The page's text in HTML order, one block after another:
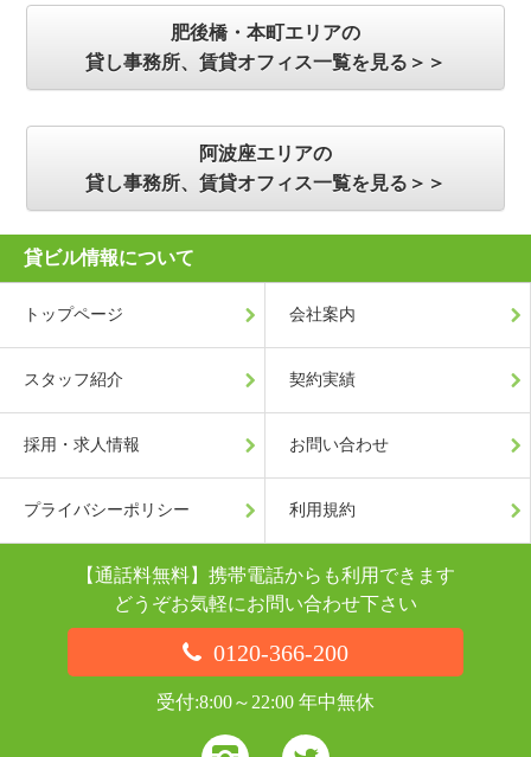
肥後橋・本町エリアの
貸し事務所、賃貸オフィス一覧を見る＞＞
阿波座エリアの
貸し事務所、賃貸オフィス一覧を見る＞＞
貸ビル情報について
トップページ 会社案内
スタッフ紹介 契約実績
採用・求人情報 お問い合わせ
プライバシーポリシー 利用規約
【通話料無料】携帯電話からも利用できます
どうぞお気軽にお問い合わせ下さい
0120-366-200
受付:8:00～22:00 年中無休